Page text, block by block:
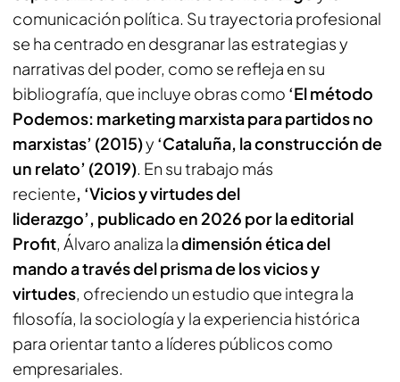
comunicación política. Su trayectoria profesional
se ha centrado en desgranar las estrategias y
narrativas del poder, como se refleja en su
bibliografía, que incluye obras como ‘El método
Podemos: marketing marxista para partidos no
marxistas’ (2015)y ‘Cataluña, la construcción de
un relato’ (2019). En su trabajo más
reciente, ‘Vicios y virtudes del
liderazgo’, publicado en 2026 por la editorial
Profit, Álvaro analiza ladimensión ética del
mando a través del prisma de los vicios y
virtudes, ofreciendo un estudio que integra la
filosofía, la sociología y la experiencia histórica
para orientar tanto a líderes públicos como
empresariales.